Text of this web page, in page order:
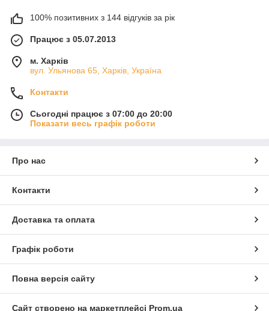
100% позитивних з 144 відгуків за рік
Працює з 05.07.2013
м. Харків
вул. Ульянова 65, Харків, Україна
Контакти
Сьогодні працює з 07:00 до 20:00
Показати весь графік роботи
Про нас
Контакти
Доставка та оплата
Графік роботи
Повна версія сайту
Сайт створено на маркетплейсі Prom.ua